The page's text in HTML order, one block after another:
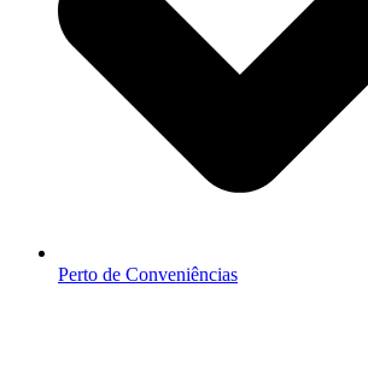
Perto de Conveniências